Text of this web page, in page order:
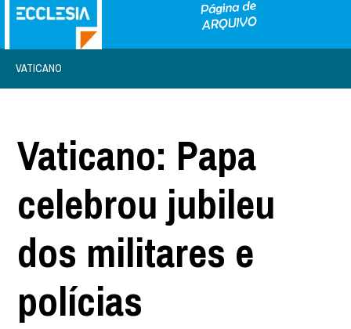
VATICANO
Vaticano: Papa
celebrou jubileu
dos militares e
polícias